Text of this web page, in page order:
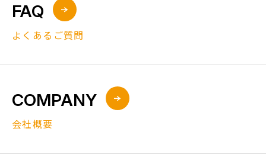
FAQ
よくあるご質問
COMPANY
会社概要